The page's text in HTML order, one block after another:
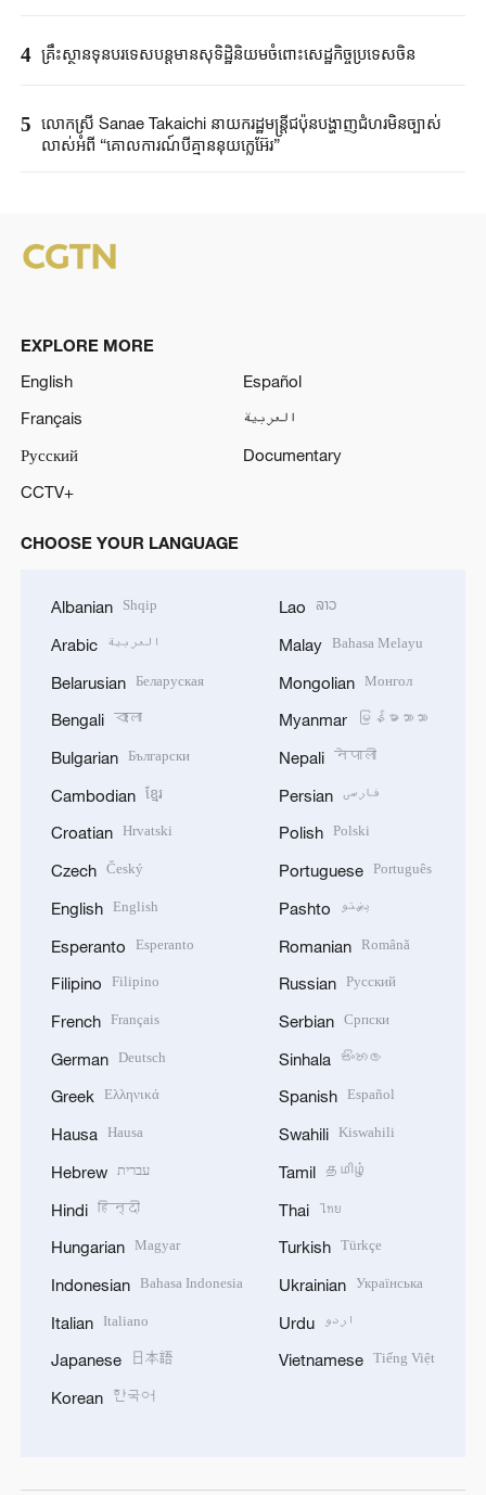
4 គ្រឹះស្ថាន​ទុនបរទេស​បន្តមាន​សុទិដ្ឋិនិយម​ចំពោះសេដ្ឋកិច្ច​ប្រទេសចិន​​
5 លោកស្រី Sanae ​Takaichi ​នាយករដ្ឋមន្ត្រី​ជប៉ុន​បង្ហាញជំហរមិន​ច្បាស់​
លាស់​អំពី ​“គោលការណ៍បី​គ្មាននុយក្លេអ៊ែរ​”​
EXPLORE MORE
English
Español
Français
العربية
Русский
Documentary
CCTV+
CHOOSE YOUR LANGUAGE
Albanian Shqip
Arabic العربية
Belarusian Беларуская
Bengali বাংলা
Bulgarian Български
Cambodian ខ្មែរ
Croatian Hrvatski
Czech Český
English English
Esperanto Esperanto
Filipino Filipino
French Français
German Deutsch
Greek Ελληνικά
Hausa Hausa
Hebrew עברית
Hindi हिन्दी
Hungarian Magyar
Indonesian Bahasa Indonesia
Italian Italiano
Japanese 日本語
Korean 한국어
Lao ລາວ
Malay Bahasa Melayu
Mongolian Монгол
Myanmar မြန်မာဘာသာ
Nepali नेपाली
Persian فارسی
Polish Polski
Portuguese Português
Pashto پښتو
Romanian Română
Russian Русский
Serbian Српски
Sinhala සිංහල
Spanish Español
Swahili Kiswahili
Tamil தமிழ்
Thai ไทย
Turkish Türkçe
Ukrainian Українська
Urdu اردو
Vietnamese Tiếng Việt